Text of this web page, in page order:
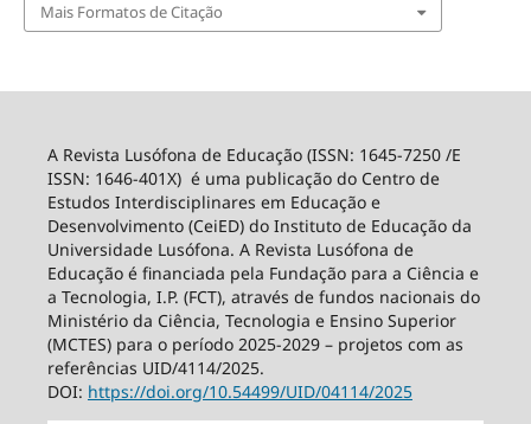
Mais Formatos de Citação
A Revista Lusófona de Educação (ISSN: 1645-7250 /E
ISSN: 1646-401X) é uma publicação do Centro de
Estudos Interdisciplinares em Educação e
Desenvolvimento (CeiED) do Instituto de Educação da
Universidade Lusófona. A Revista Lusófona de
Educação é financiada pela Fundação para a Ciência e
a Tecnologia, I.P. (FCT), através de fundos nacionais do
Ministério da Ciência, Tecnologia e Ensino Superior
(MCTES) para o período 2025-2029 – projetos com as
referências UID/4114/2025.
DOI: https://doi.org/10.54499/UID/04114/2025